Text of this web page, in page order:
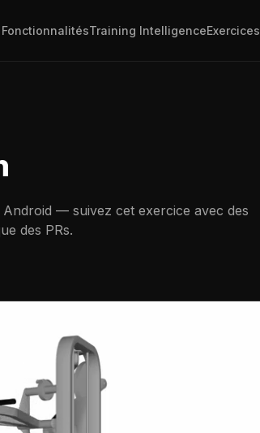
FonctionnalitésTraining IntelligenceExercices
— suivez cet exercice avec des
des PRs.